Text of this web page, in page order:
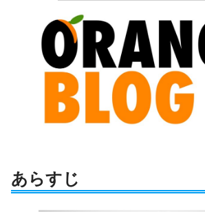
あらすじ